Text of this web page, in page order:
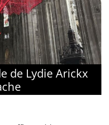
de Lydie Arickx